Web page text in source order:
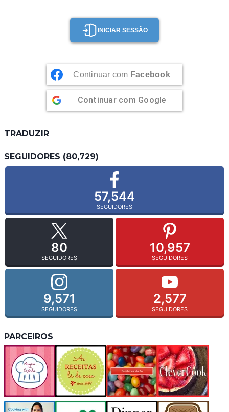
INICIAR SESSÃO
Continuar com Facebook
Continuar com Google
TRADUZIR
SEGUIDORES (80,729)
57,544
SEGUIDORES
80
SEGUIDORES
10,957
SEGUIDORES
9,571
SEGUIDORES
2,577
SEGUIDORES
PARCEIROS